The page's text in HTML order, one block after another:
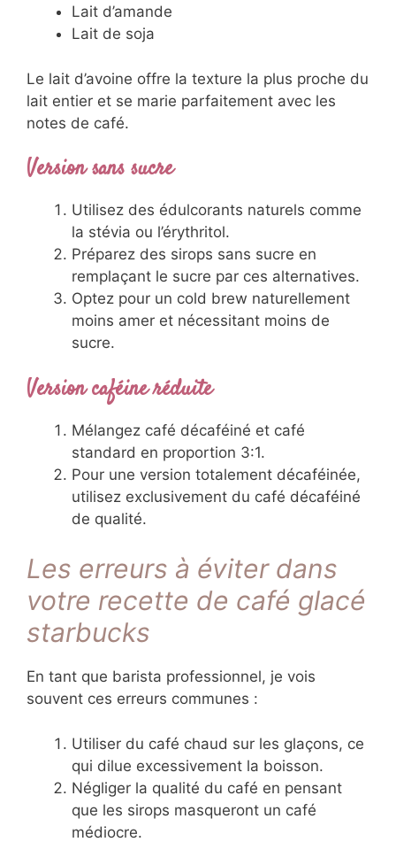
Lait d’amande
Lait de soja
Le lait d’avoine offre la texture la plus proche du
lait entier et se marie parfaitement avec les
notes de café.
Version sans sucre
Utilisez des édulcorants naturels comme
la stévia ou l’érythritol.
Préparez des sirops sans sucre en
remplaçant le sucre par ces alternatives.
Optez pour un cold brew naturellement
moins amer et nécessitant moins de
sucre.
Version caféine réduite
Mélangez café décaféiné et café
standard en proportion 3:1.
Pour une version totalement décaféinée,
utilisez exclusivement du café décaféiné
de qualité.
Les erreurs à éviter dans
votre recette de café glacé
starbucks
En tant que barista professionnel, je vois
souvent ces erreurs communes :
Utiliser du café chaud sur les glaçons, ce
qui dilue excessivement la boisson.
Négliger la qualité du café en pensant
que les sirops masqueront un café
médiocre.